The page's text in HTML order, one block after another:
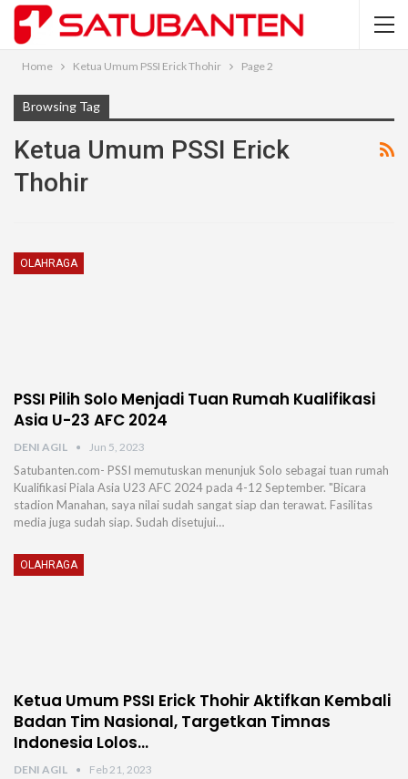
Home Ketua Umum PSSI Erick Thohir Page 2
Browsing Tag
Ketua Umum PSSI Erick
Thohir
OLAHRAGA
PSSI Pilih Solo Menjadi Tuan Rumah Kualifikasi
Asia U-23 AFC 2024
DENI AGIL Jun 5, 2023
Satubanten.com- PSSI memutuskan menunjuk Solo sebagai tuan rumah
Kualifikasi Piala Asia U23 AFC 2024 pada 4-12 September. "Bicara
stadion Manahan, saya nilai sudah sangat siap dan terawat. Fasilitas
media juga sudah siap. Sudah disetujui…
OLAHRAGA
Ketua Umum PSSI Erick Thohir Aktifkan Kembali
Badan Tim Nasional, Targetkan Timnas
Indonesia Lolos…
DENI AGIL Feb 21, 2023